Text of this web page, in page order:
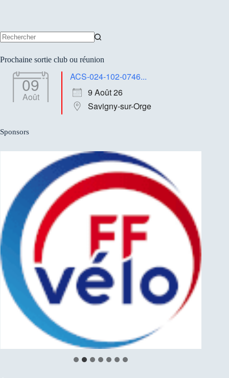
résultat
Prochaine sortie club ou réunion
09
Août
ACS-024-102-0746...
9 Août 26
Savigny-sur-Orge
Sponsors